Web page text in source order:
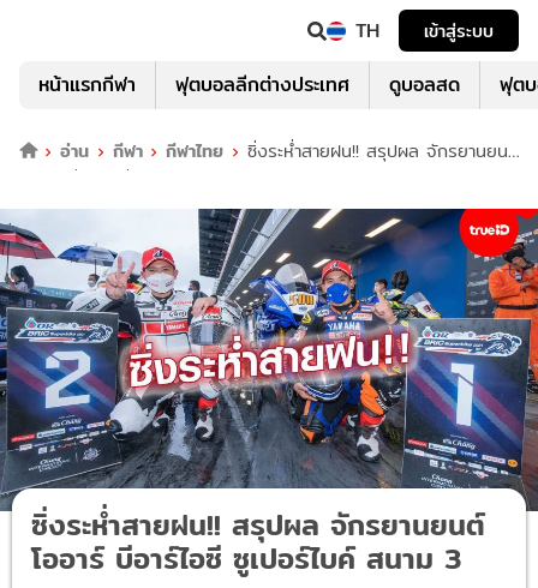
TH เข้าสู่ระบบ
หน้าแรกกีฬา ฟุตบอลลีกต่างประเทศ ดูบอลสด ฟุต
อ่าน กีฬา กีฬาไทย
ซิ่งระห่ำสายฝน!! สรุปผล จักรยานยนต์
โออาร์ บีอาร์ไอซี ซูเปอร์ไบค์ สนาม 3
ซิ่งระห่ำสายฝน!! สรุปผล จักรยานยนต์
โออาร์ บีอาร์ไอซี ซูเปอร์ไบค์ สนาม 3